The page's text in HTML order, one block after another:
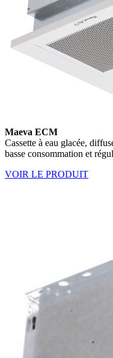
Maeva ECM
Cassette à eau glacée,
basse consommation et
VOIR LE PRODUIT